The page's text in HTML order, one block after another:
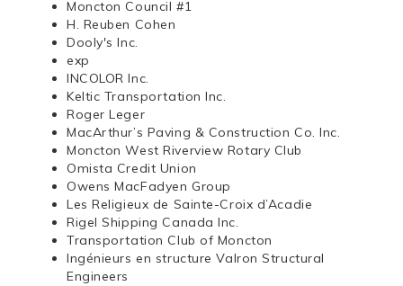
Moncton Council #1
H. Reuben Cohen
Dooly's Inc.
exp
INCOLOR Inc.
Keltic Transportation Inc.
Roger Leger
MacArthur’s Paving & Construction Co. Inc.
Moncton West Riverview Rotary Club
Omista Credit Union
Owens MacFadyen Group
Les Religieux de Sainte-Croix d’Acadie
Rigel Shipping Canada Inc.
Transportation Club of Moncton
Ingénieurs en structure Valron Structural
Engineers